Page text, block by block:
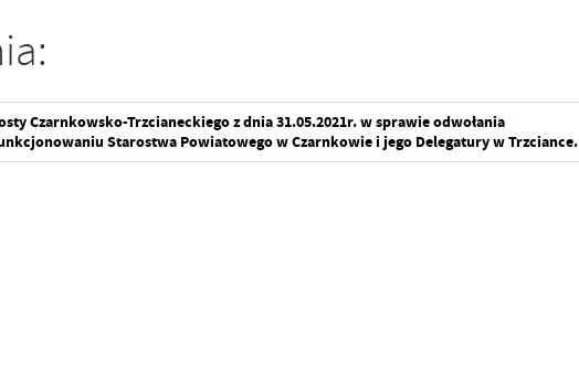
Czarnkowsko-Trzcianeckiego z dnia 31.05.2021r. w sprawie odwołania
Starostwa Powiatowego w Czarnkowie i jego Delegatury w Trzciance.